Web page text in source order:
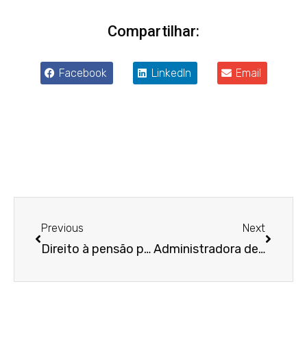
Compartilhar:
Facebook LinkedIn Email
Previous
Direito à pensão por morte prescreve em cinco anos quando há indeferimento administrativo
Next
Administradora de shopping center fica isenta de responsabilidade por valores devidos a trabalhador que atuou em obra contratada por empreitada